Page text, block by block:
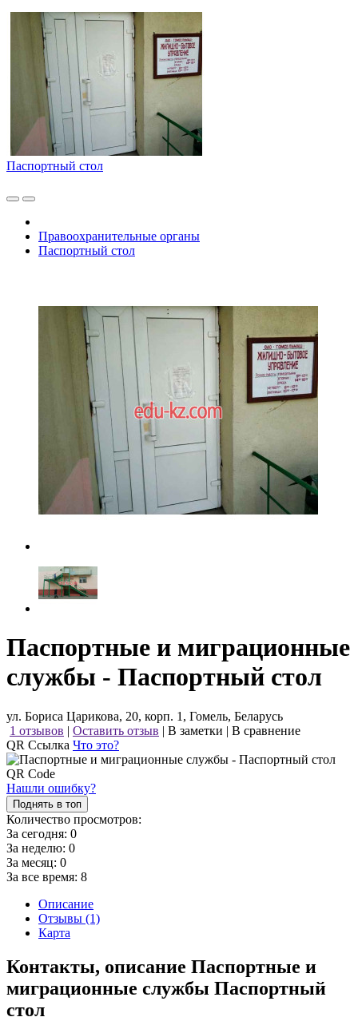
Паспортный стол
Правоохранительные органы
Паспортный стол
Паспортные и миграционные
службы - Паспортный стол
ул. Бориса Царикова, 20, корп. 1, Гомель, Беларусь
1 отзывов | Оставить отзыв | В заметки | В сравнение
QR Ссылка Что это?
Нашли ошибку?
Поднять в топ
Количество просмотров:
За сегодня: 0
За неделю: 0
За месяц: 0
За все время: 8
Описание
Отзывы (1)
Карта
Контакты, описание Паспортные и
миграционные службы Паспортный
стол